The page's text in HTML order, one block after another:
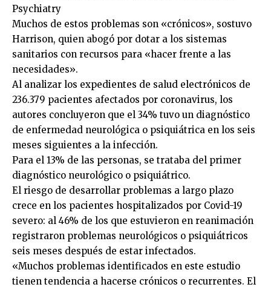
Psychiatry
Muchos de estos problemas son «crónicos», sostuvo
Harrison, quien abogó por dotar a los sistemas
sanitarios con recursos para «hacer frente a las
necesidades».
Al analizar los expedientes de salud electrónicos de
236.379 pacientes afectados por coronavirus, los
autores concluyeron que el 34% tuvo un diagnóstico
de enfermedad neurológica o psiquiátrica en los seis
meses siguientes a la infección.
Para el 13% de las personas, se trataba del primer
diagnóstico neurológico o psiquiátrico.
El riesgo de desarrollar problemas a largo plazo
crece en los pacientes hospitalizados por Covid-19
severo: al 46% de los que estuvieron en reanimación
registraron problemas neurológicos o psiquiátricos
seis meses después de estar infectados.
«Muchos problemas identificados en este estudio
tienen tendencia a hacerse crónicos o recurrentes. El